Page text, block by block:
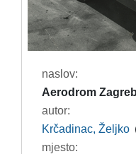
naslov:
Aerodrom
autor:
Krčadinac, Željko
mjesto: